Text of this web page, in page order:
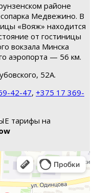
районе
Медвежино. В
«Вояж» находится
от гостиницы
вокзала Минска
аэропорта — 56 км.
52А.
42-47, +375 17 369-
тарифы на